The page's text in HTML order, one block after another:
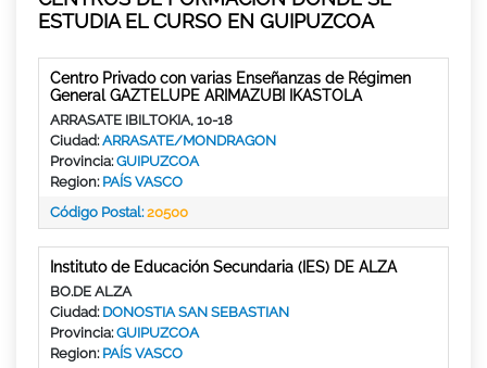
ESTUDIA EL CURSO EN GUIPUZCOA
Centro Privado con varias Enseñanzas de Régimen
General GAZTELUPE ARIMAZUBI IKASTOLA
ARRASATE IBILTOKIA, 10-18
Ciudad:ARRASATE/MONDRAGON
Provincia:GUIPUZCOA
Region: PAÍS VASCO
Código Postal:20500
Instituto de Educación Secundaria (IES) DE ALZA
BO.DE ALZA
Ciudad: DONOSTIA SAN SEBASTIAN
Provincia:GUIPUZCOA
Region: PAÍS VASCO